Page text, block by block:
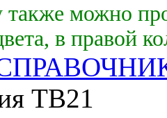
также можно
в правой
ТВ21